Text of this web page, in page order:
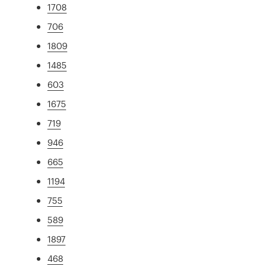
1708
706
1809
1485
603
1675
719
946
665
1194
755
589
1897
468